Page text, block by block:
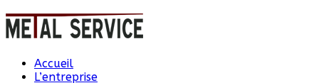
Accueil
L’entreprise